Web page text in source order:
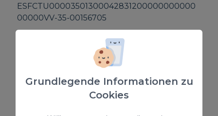
ESFCTU00003501300042831200000000000
00000VV-35-00156705
Parking - auf der Strasse
Grundlegende Informationen zu
Cookies